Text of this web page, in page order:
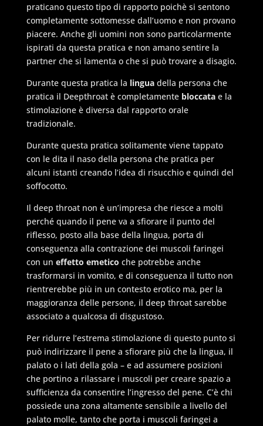
praticano questo tipo di rapporto poichè si sentono
completamente sottomesse dall’uomo e non provano
piacere. Anche gli uomini non sono particolarmente
ispirati da questa pratica e non amano sentire la
partner che si lamenta o che si può trovare a disagio.
Durante questa pratica la linguadella persona che
pratica il Deepthroat è completamente bloccatae la
stimolazione è diversa dal rapporto orale
tradizionale.
Durante questa pratica solitamente viene tappato
con le dita il naso della persona che pratica per
alcuni istanti creando l’idea di risucchio e quindi del
soffocotto.
Il deep throat non è un’impresa che riesce a molti
perché quando il pene va a sfiorare il punto del
riflesso, posto alla base della lingua, porta di
conseguenza alla contrazione dei muscoli faringei
con un effetto emetico che potrebbe anche
trasformarsi in vomito, e di conseguenza il tutto non
rientrerebbe più in un contesto erotico ma, per la
maggioranza delle persone, il deep throat sarebbe
associato a qualcosa di disgustoso.
Per ridurre l’estrema stimolazione di questo punto si
può indirizzare il pene a sfiorare più che la lingua, il
palato o i lati della gola – e ad assumere posizioni
che portino a rilassare i muscoli per creare spazio a
sufficienza da consentire l’ingresso del pene. C’è chi
possiede una zona altamente sensibile a livello del
palato molle, tanto che porta i muscoli faringei a